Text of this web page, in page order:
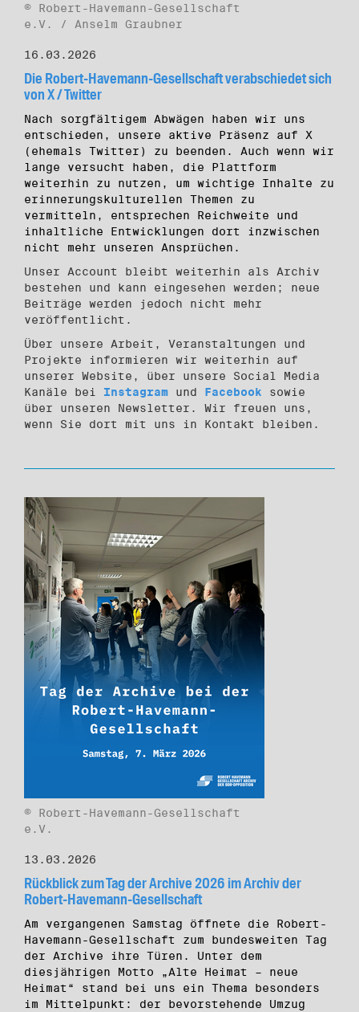
© Robert-Havemann-Gesellschaft
e.V. / Anselm Graubner
16.03.2026
Die Robert-Havemann-Gesellschaft verabschiedet sich
von X / Twitter
Nach sorgfältigem Abwägen haben wir uns
entschieden, unsere aktive Präsenz auf X
(ehemals Twitter) zu beenden. Auch wenn wir
lange versucht haben, die Plattform
weiterhin zu nutzen, um wichtige Inhalte zu
erinnerungskulturellen Themen zu
vermitteln, entsprechen Reichweite und
inhaltliche Entwicklungen dort inzwischen
nicht mehr unseren Ansprüchen.
Unser Account bleibt weiterhin als Archiv
bestehen und kann eingesehen werden; neue
Beiträge werden jedoch nicht mehr
veröffentlicht.
Über unsere Arbeit, Veranstaltungen und
Projekte informieren wir weiterhin auf
unserer Website, über unsere Social Media
Kanäle bei Instagram und Facebook sowie
über unseren Newsletter. Wir freuen uns,
wenn Sie dort mit uns in Kontakt bleiben.
© Robert-Havemann-Gesellschaft
e.V.
13.03.2026
Rückblick zum Tag der Archive 2026 im Archiv der
Robert-Havemann-Gesellschaft
Am vergangenen Samstag öffnete die Robert-
Havemann-Gesellschaft zum bundesweiten Tag
der Archive ihre Türen. Unter dem
diesjährigen Motto „Alte Heimat – neue
Heimat“ stand bei uns ein Thema besonders
im Mittelpunkt: der bevorstehende Umzug